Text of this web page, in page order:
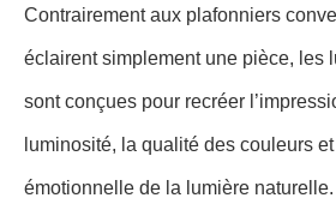
Contrairement aux plafonniers
éclairent simplement une pièce, les
sont conçues pour recréer
luminosité, la qualité des couleurs
émotionnelle de la lumière